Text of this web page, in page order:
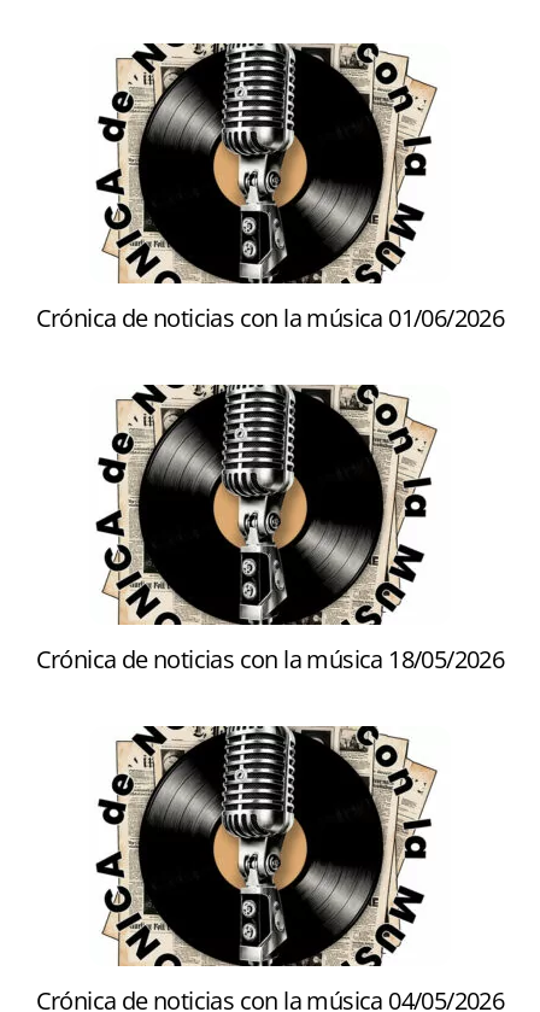
Crónica de noticias con la música 01/06/2026
Crónica de noticias con la música 18/05/2026
Crónica de noticias con la música 04/05/2026